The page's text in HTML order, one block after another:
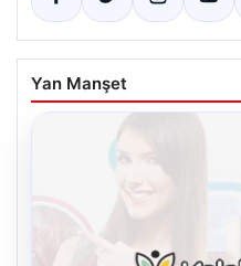
Yan Manşet